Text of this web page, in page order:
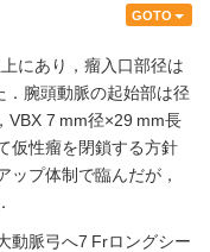
GOTO
にあり，瘤入口部径は
腕頭動脈の起始部は径
VBX 7 mm径×29 mm長
仮性瘤を閉鎖する方針
ップ体制で臨んだが，
動脈弓へ7 Frロングシー